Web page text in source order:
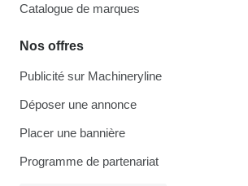
Catalogue de marques
Nos offres
Publicité sur Machineryline
Déposer une annonce
Placer une bannière
Programme de partenariat